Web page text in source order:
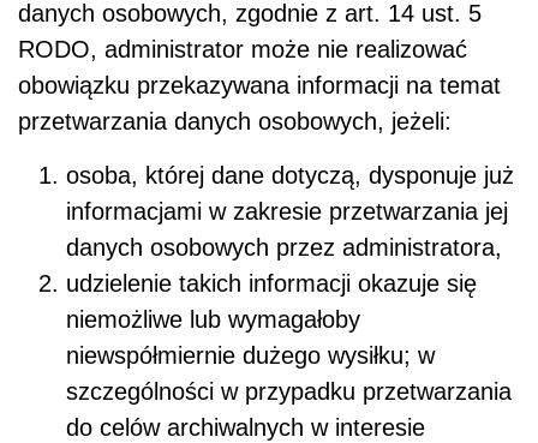
danych osobowych, zgodnie z art. 14 ust. 5
RODO, administrator może nie realizować
obowiązku przekazywana informacji na temat
przetwarzania danych osobowych, jeżeli:
osoba, której dane dotyczą, dysponuje już
informacjami w zakresie przetwarzania jej
danych osobowych przez administratora,
udzielenie takich informacji okazuje się
niemożliwe lub wymagałoby
niewspółmiernie dużego wysiłku; w
szczególności w przypadku przetwarzania
do celów archiwalnych w interesie